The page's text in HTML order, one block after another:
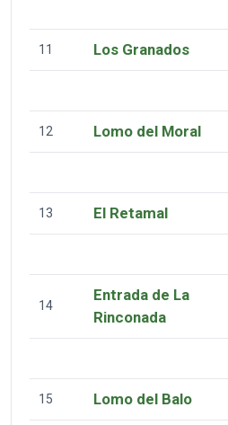
11 Los Granados
12 Lomo del Moral
13 El Retamal
14
Entrada de La
Rinconada
15 Lomo del Balo